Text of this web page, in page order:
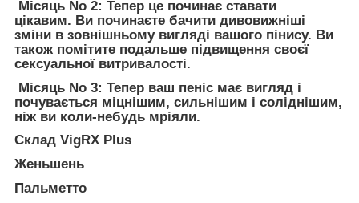
Місяць No 2: Тепер це починає ставати
цікавим. Ви починаєте бачити дивовижніші
зміни в зовнішньому вигляді вашого пінису. Ви
також помітите подальше підвищення своєї
сексуальної витривалості.
Місяць No 3: Тепер ваш пеніс має вигляд і
почувається міцнішим, сильнішим і соліднішим,
ніж ви коли-небудь мріяли.
Склад VigRX Plus
Женьшень
Пальметто